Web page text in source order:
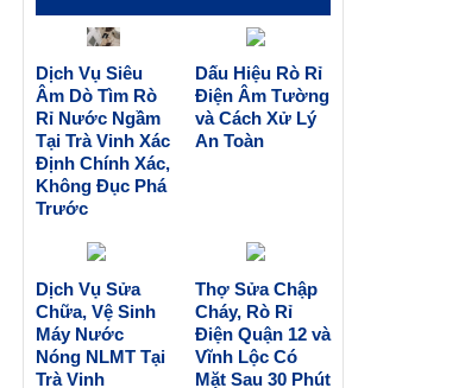
Dịch Vụ Siêu
Âm Dò Tìm Rò
Rỉ Nước Ngầm
Tại Trà Vinh Xác
Định Chính Xác,
Không Đục Phá
Trước
Dấu Hiệu Rò Rỉ
Điện Âm Tường
và Cách Xử Lý
An Toàn
Dịch Vụ Sửa
Chữa, Vệ Sinh
Máy Nước
Nóng NLMT Tại
Trà Vinh
Thợ Sửa Chập
Cháy, Rò Rỉ
Điện Quận 12 và
Vĩnh Lộc Có
Mặt Sau 30 Phút